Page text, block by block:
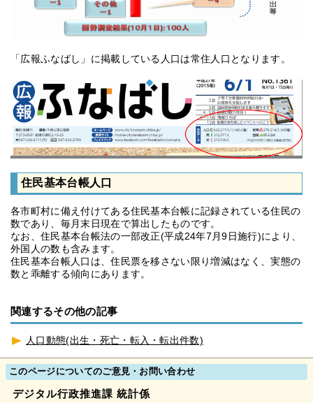
「広報ふなばし」に掲載している人口は常住人口となります。
住民基本台帳人口
各市町村に備え付けてある住民基本台帳に記録されている住民の
数であり、毎月末日現在で算出したものです。
なお、住民基本台帳法の一部改正(平成24年7月9日施行)により、
外国人の数も含みます。
住民基本台帳人口は、住民票を移さない限り増減はなく、実態の
数と乖離する傾向にあります。
関連するその他の記事
人口動態(出生・死亡・転入・転出件数)
このページについてのご意見・お問い合わせ
デジタル行政推進課 統計係